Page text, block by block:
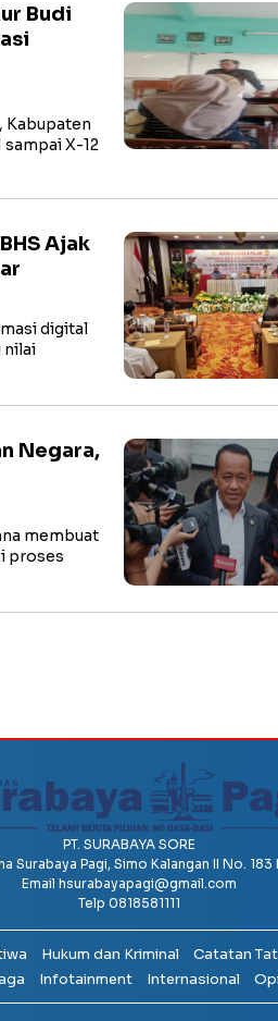
Budi
Kabupaten
X-12
Ajak
digital
nilai
Negara,
membuat
proses
PT. SURABAYA SORE
Surabaya Pagi, Simo Kalangan II No. 183
Email hsurabayapagi@gmail.com
Telp 0818581111
Hukum dan Kriminal Catatan
Infotainment Internasional